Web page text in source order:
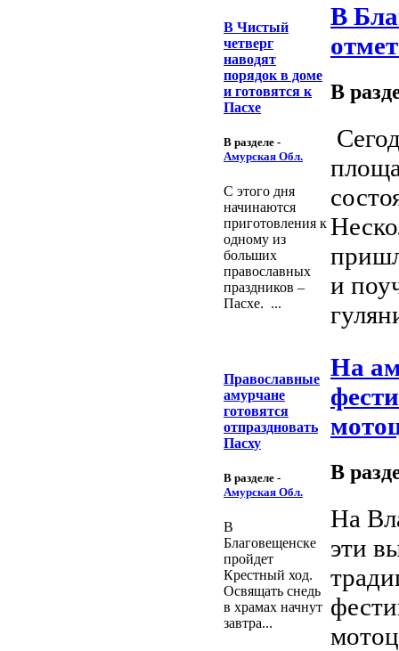
В Чистый
четверг
наводят
порядок в доме
и готовятся к
Пасхе
В разделе -
Амурская Обл.
С этого дня
начинаются
приготовления к
одному из
больших
православных
праздников –
Пасхе. ...
В
В
и
Православные
амурчане
готовятся
отпраздновать
Пасху
В разделе -
Амурская Обл.
В
Благовещенске
пройдет
Крестный ход.
Освящать снедь
в храмах начнут
завтра...
На
В
На
эти